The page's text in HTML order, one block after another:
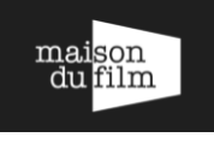
Espace adhérent·e - Maison
du Film